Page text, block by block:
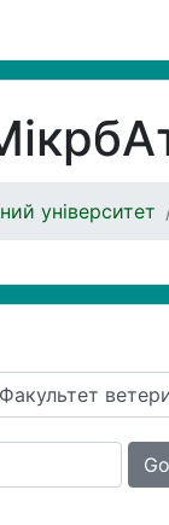
університет
Go